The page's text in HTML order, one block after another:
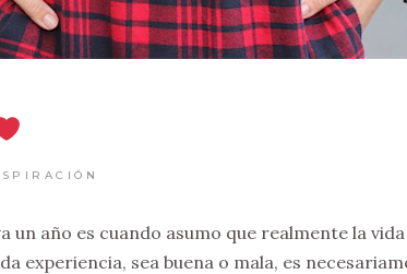
un año es cuando asumo que realmente la
experiencia, sea buena o mala, es